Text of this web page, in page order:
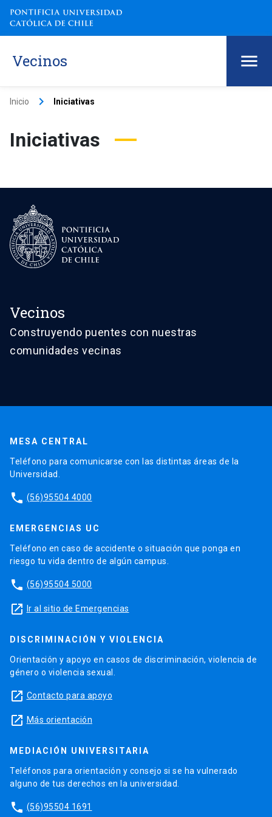
Vecinos
Inicio keyboard_arrow_right Iniciativas
Iniciativas
Vecinos
Construyendo puentes con nuestras
comunidades vecinas
MESA CENTRAL
Teléfono para comunicarse con las distintas áreas de la
Universidad.
phone (56)95504 4000
EMERGENCIAS UC
Teléfono en caso de accidente o situación que ponga en
riesgo tu vida dentro de algún campus.
phone (56)95504 5000
launch Ir al sitio de Emergencias
DISCRIMINACIÓN Y VIOLENCIA
Orientación y apoyo en casos de discriminación, violencia de
género o violencia sexual.
launch Contacto para apoyo
launch Más orientación
MEDIACIÓN UNIVERSITARIA
Teléfonos para orientación y consejo si se ha vulnerado
alguno de tus derechos en la universidad.
phone (56)95504 1691